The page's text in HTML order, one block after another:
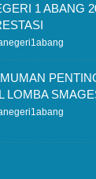
1 ABANG
LOMBA